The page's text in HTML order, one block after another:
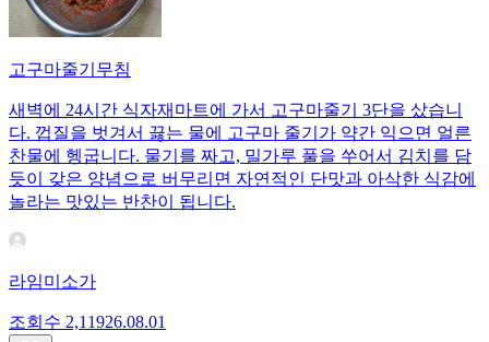
고구마줄기무침
새벽에 24시간 식자재마트에 가서 고구마줄기 3단을 샀습니
다. 껍질을 벗겨서 끓는 물에 고구마 줄기가 약간 익으면 얼른
찬물에 헹굽니다. 물기를 짜고, 밀가루 풀을 쑤어서 김치를 담
듯이 갖은 양념으로 버무리면 자연적인 단맛과 아삭한 식감에
놀라는 맛있는 반찬이 됩니다.
라임미소가
조회수 2,11926.08.01